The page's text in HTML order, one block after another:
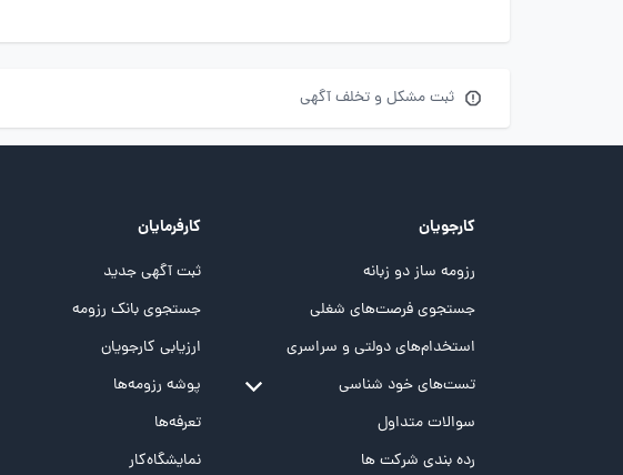
ثبت مشکل و تخلف آگهی
کارجویان
رزومه ساز دو زبانه
جستجوی فرصت‌های شغلی
استخدام‌های دولتی و سراسری
تست‌های خود شناسی
تست MBTI
تست تیپ سنجی شغلی Holland
سوالات متداول
رده بندی شرکت ها
کارفرمایان
ثبت آگهی جدید
جستجوی بانک رزومه
ارزیابی کارجویان
پوشه‌‌ رزومه‌ها
تعرفه‌ها
نمایشگاه‌کار